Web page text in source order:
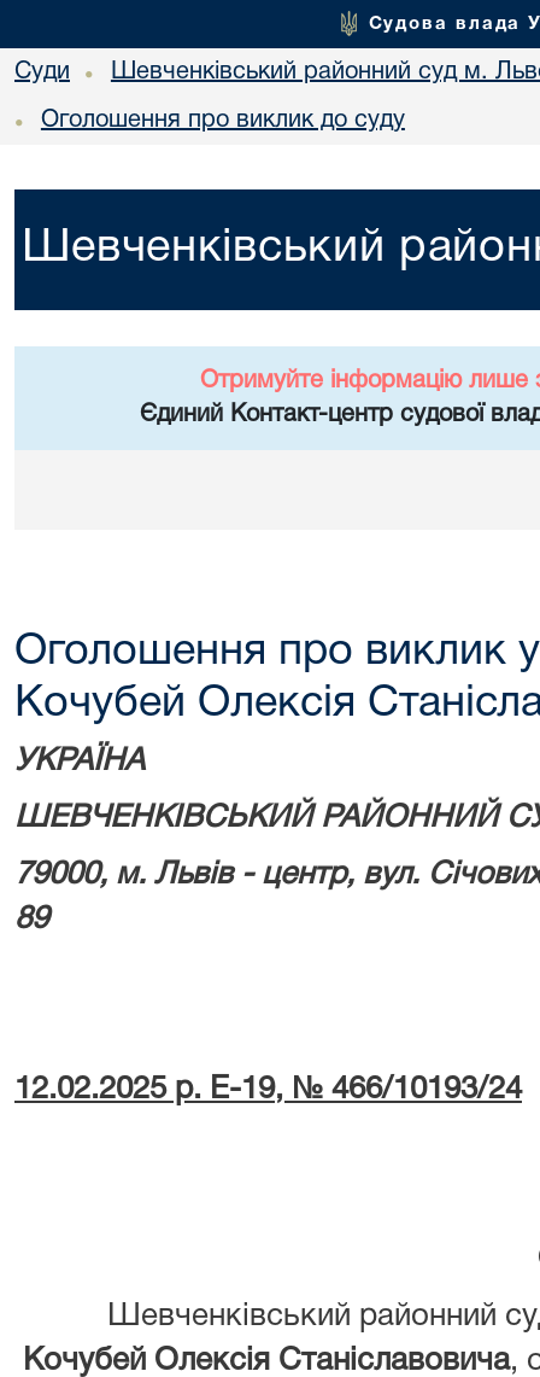
Судова влада
Суди • Шевченківський районний суд м.
• Оголошення про виклик до суду
Шевченківський
Отримуйте інформацію лише
Єдиний Контакт-центр судової
Оголошення про виклик у
Кочубей Олексія
УКРАЇНА
ШЕВЧЕНКІВСЬКИЙ РАЙОННИЙ
79000, м. Львів - центр, вул.
89
12.02.2025 р. Е-19, № 466/10193/24
Шевченківський районний
Кочубей Олексія Станіславовича,